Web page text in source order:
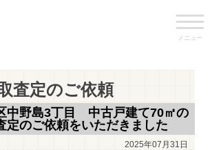
メニュー
査定のご依頼
中野島3丁目 中古戸建て70㎡の
定のご依頼をいただきました
2025年07月31日